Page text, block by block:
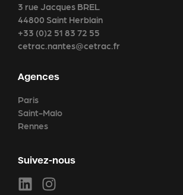
3 rue Jacques BREL
44800 Saint Herblain
+33 (0)2 51 83 72 55
cetrac.nantes@cetrac.fr
Agences
Paris
Saint-Malo
Rennes
Suivez-nous